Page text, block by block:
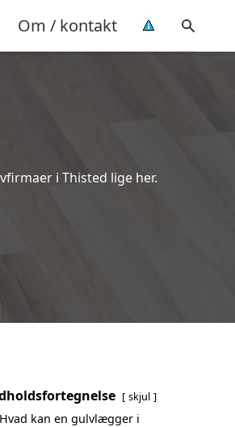
Om / kontakt
i Thisted lige her.
skjul
Hvad kan en gulvlægger i